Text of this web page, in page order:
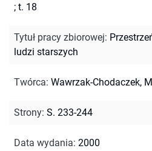
; t. 18
Tytuł pracy zbiorowej:
ludzi starszych
Twórca: Wawrzak-Chodaczek,
Strony: S. 233-244
Data wydania: 2000